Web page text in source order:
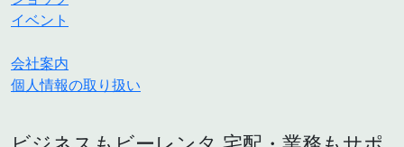
イベント
会社案内
個人情報の取り扱い